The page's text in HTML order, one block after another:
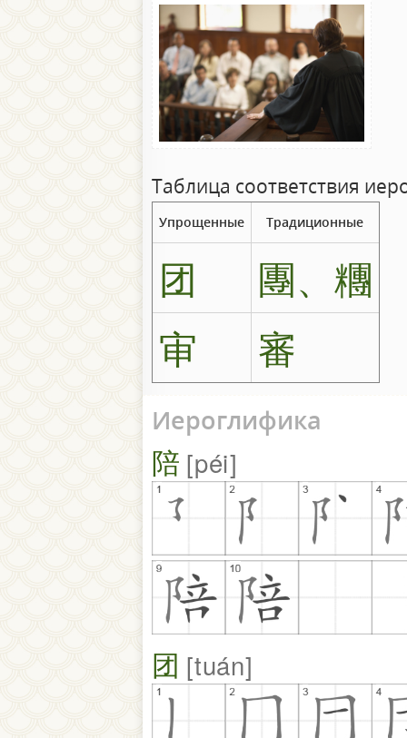
Таблица соответствия
Упрощенные Традиционные
团
團、糰
审
審
Иероглифика
陪 péi
团 tuán